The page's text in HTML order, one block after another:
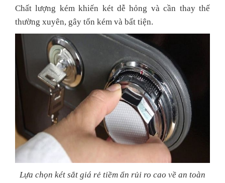
Chất lượng kém khiến két dễ hỏng và cần thay thế
thường xuyên, gây tốn kém và bất tiện.
Lựa chọn két sắt giá rẻ tiềm ẩn rủi ro cao về an toàn